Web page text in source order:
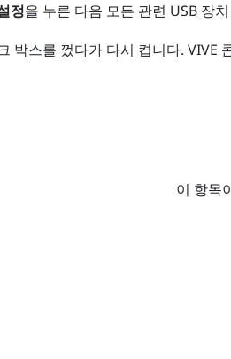
정을 누른 다음 모든 관련 USB 장
박스를 껐다가 다시 켭니다. VIVE
이 항목